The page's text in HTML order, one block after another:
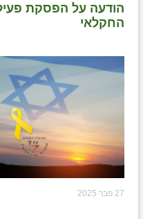
הודעה על הפסקת
החקלאי
27 פבר 2025